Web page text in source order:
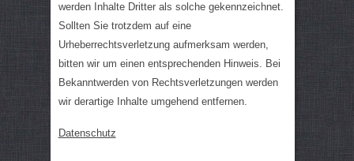
werden Inhalte Dritter als solche gekennzeichnet.
Sollten Sie trotzdem auf eine
Urheberrechtsverletzung aufmerksam werden,
bitten wir um einen entsprechenden Hinweis. Bei
Bekanntwerden von Rechtsverletzungen werden
wir derartige Inhalte umgehend entfernen.
Datenschutz